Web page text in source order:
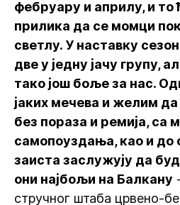
фебруару и априлу, и то
прилика да се момци
светлу. У наставку
две у једну јачу групу,
тако још боље за нас.
јаких мечева и желим
без пораза и ремија, са
самопоуздања, као и до
заиста заслужују да
они најбољи на Балкану
стручног штаба црвено-